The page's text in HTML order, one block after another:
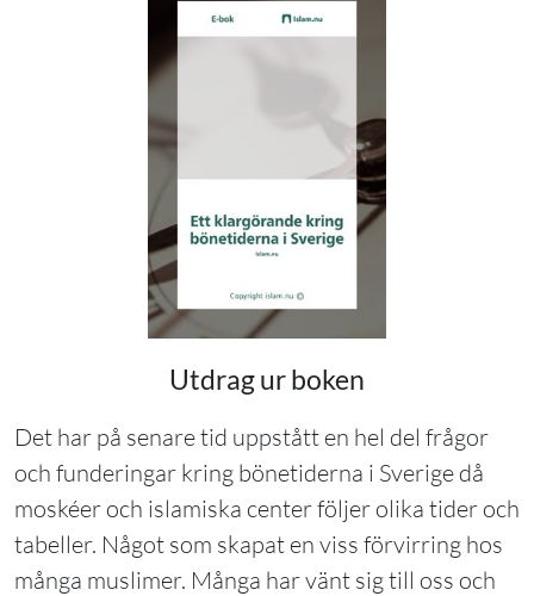
Utdrag ur boken
Det har på senare tid uppstått en hel del frågor
och funderingar kring bönetiderna i Sverige då
moskéer och islamiska center följer olika tider och
tabeller. Något som skapat en viss förvirring hos
många muslimer. Många har vänt sig till oss och